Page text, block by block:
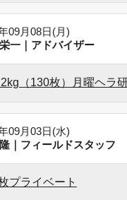
09月08日(月)
一｜アドバイザー
（130枚）月曜ヘラ
09月03日(水)
｜フィールドスタッフ
プライベート